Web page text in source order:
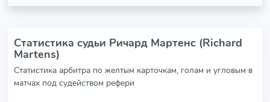
Статистика судьи Ричард Мартенс (Richard
Martens)
Статистика арбитра по желтым карточкам, голам и угловым в
матчах под судейством рефери